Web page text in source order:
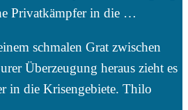
Privatkämpfer in die …
schmalen Grat zwischen
Überzeugung heraus zieht es
in die Krisengebiete. Thilo